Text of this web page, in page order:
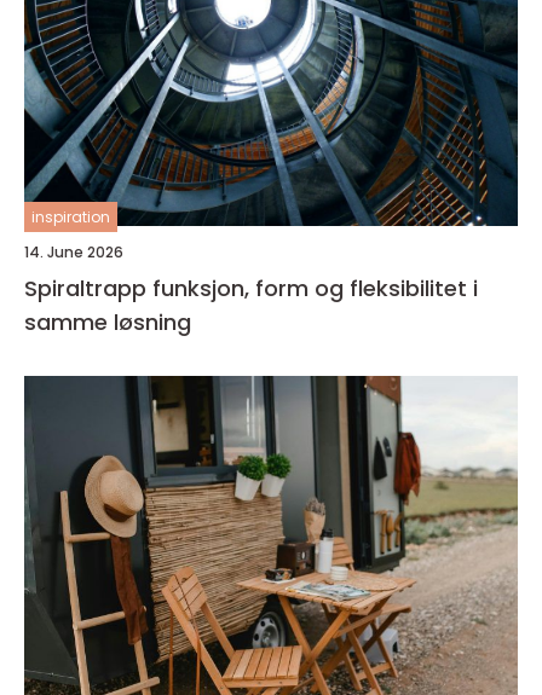
inspiration
14. June 2026
Spiraltrapp funksjon, form og fleksibilitet i
samme løsning